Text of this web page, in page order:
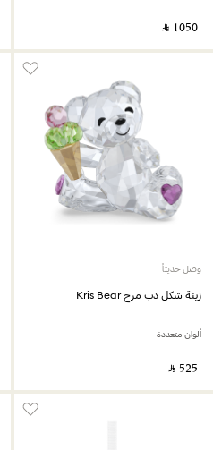
‎ ⃁ ⁦1050⁩ ‎
وصل حديثاً
زينة شكل دب مرح Kris Bear
ألوان متعددة
‎ ⃁ ⁦525⁩ ‎